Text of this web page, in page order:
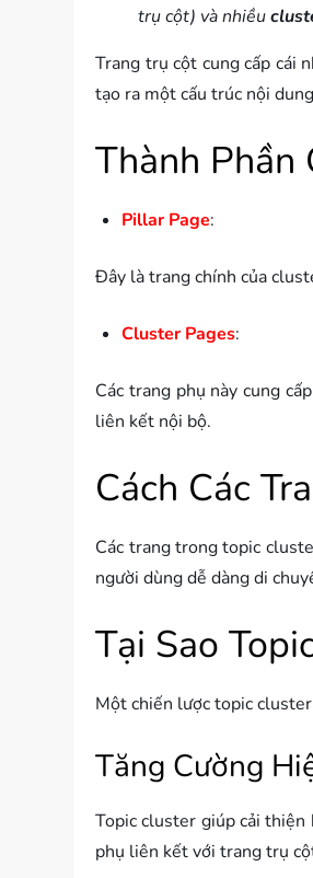
trụ cột) và nhiều
Trang trụ cột cung cấp cái
tạo ra một cấu trúc nội
Thành Phần
Pillar Page:
Đây là trang chính của
Cluster Pages:
Các trang phụ này cung
liên kết nội bộ.
Cách Các
Các trang trong topic
người dùng dễ dàng di
Tại Sao
Một chiến lược topic
Tăng Cường
Topic cluster giúp cải thiện
phụ liên kết với trang trụ